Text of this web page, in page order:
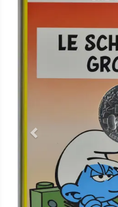
Previous